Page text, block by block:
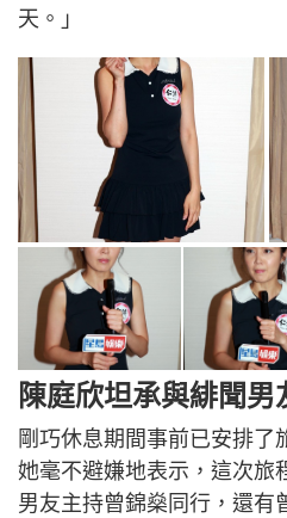
天。」
陳庭欣坦承與緋聞
剛巧休息期間事前已安排了
她毫不避嫌地表示，這次旅
男友主持曾錦燊同行，還有